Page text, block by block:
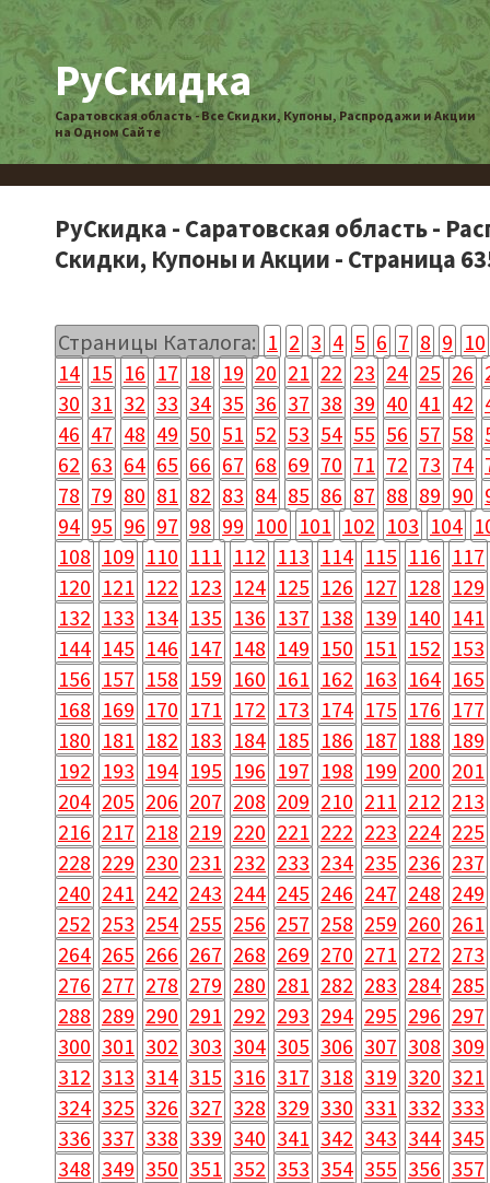
РуСкидка
Саратовская область - Все Скидки, Купоны, Распродажи и Акции
на Одном Сайте
РуСкидка - Саратовская область -
Скидки, Купоны и Акции - Страница
Страницы Каталога: 1 2 3 4 5 6 7 8 9 10
14 15 16 17 18 19 20 21 22 23 24 25 26
30 31 32 33 34 35 36 37 38 39 40 41 42
46 47 48 49 50 51 52 53 54 55 56 57 58
62 63 64 65 66 67 68 69 70 71 72 73 74
78 79 80 81 82 83 84 85 86 87 88 89 90
94 95 96 97 98 99 100 101 102 103 104
108 109 110 111 112 113 114 115 116 117
120 121 122 123 124 125 126 127 128 129
132 133 134 135 136 137 138 139 140 141
144 145 146 147 148 149 150 151 152 153
156 157 158 159 160 161 162 163 164 165
168 169 170 171 172 173 174 175 176 177
180 181 182 183 184 185 186 187 188 189
192 193 194 195 196 197 198 199 200 201
204 205 206 207 208 209 210 211 212 213
216 217 218 219 220 221 222 223 224 225
228 229 230 231 232 233 234 235 236 237
240 241 242 243 244 245 246 247 248 249
252 253 254 255 256 257 258 259 260 261
264 265 266 267 268 269 270 271 272 273
276 277 278 279 280 281 282 283 284 285
288 289 290 291 292 293 294 295 296 297
300 301 302 303 304 305 306 307 308 309
312 313 314 315 316 317 318 319 320 321
324 325 326 327 328 329 330 331 332 333
336 337 338 339 340 341 342 343 344 345
348 349 350 351 352 353 354 355 356 357